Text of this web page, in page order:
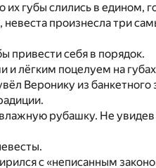
их губы слились в едином,
произнесла три
привести себя в порядок.
лёгким поцелуем на губах
Веронику из
рубашку. Не
с «неписанным